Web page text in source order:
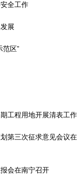
全工作
展
范区”
工程用地开展清表工作
第三次征求意见会议在
会在南宁召开